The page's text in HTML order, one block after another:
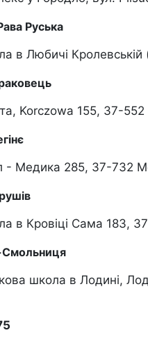
Руська
в Любичі
Korczowa 155, 37-
- Медика 285, 37-732
в Кровіці Сама 183,
школа в Лодині,